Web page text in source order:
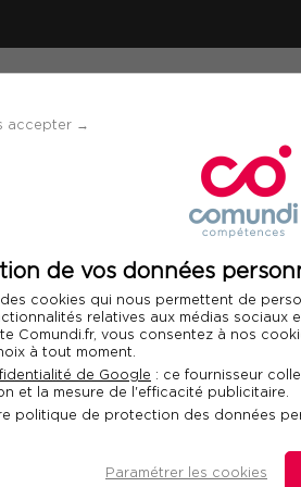
accepter →
de vos données
cookies qui nous permettent de
relatives aux médias sociaux
Comundi.fr, vous consentez à nos
à tout moment.
de Google : ce fournisseur
et la mesure de l'efficacité publicitaire.
politique de protection des données
Paramétrer les cookies
les sources de financement de votre
Télécharger
:
de votre